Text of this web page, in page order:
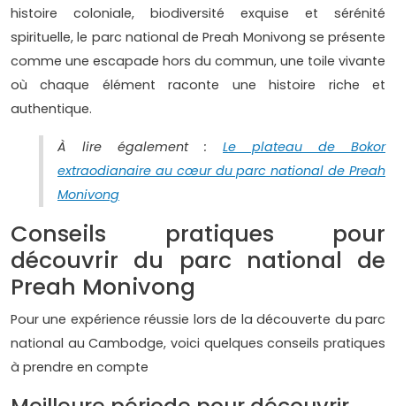
histoire coloniale, biodiversité exquise et sérénité
spirituelle, le parc national de Preah Monivong se présente
comme une escapade hors du commun, une toile vivante
où chaque élément raconte une histoire riche et
authentique.
À lire également : Le plateau de Bokor
extraodianaire au cœur du parc national de Preah
Monivong
Conseils pratiques pour
découvrir du parc national de
Preah Monivong
Pour une expérience réussie lors de la découverte du parc
national au Cambodge, voici quelques conseils pratiques
à prendre en compte